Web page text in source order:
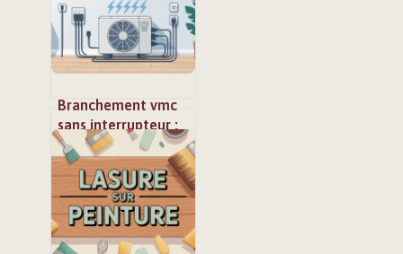
Branchement vmc
sans interrupteur :
le guide simple pour
un raccordement